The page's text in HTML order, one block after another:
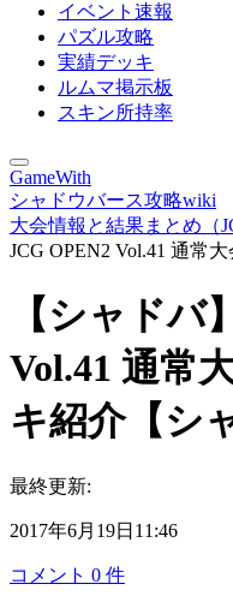
イベント速報
パズル攻略
実績デッキ
ルムマ掲示板
スキン所持率
GameWith
シャドウバース攻略wiki
大会情報と結果まとめ（
JCG OPEN2 Vol.41 通常
【シャドバ
Vol.41 通常
キ紹介【シ
最終更新:
2017年6月19日11:46
コメント 0 件